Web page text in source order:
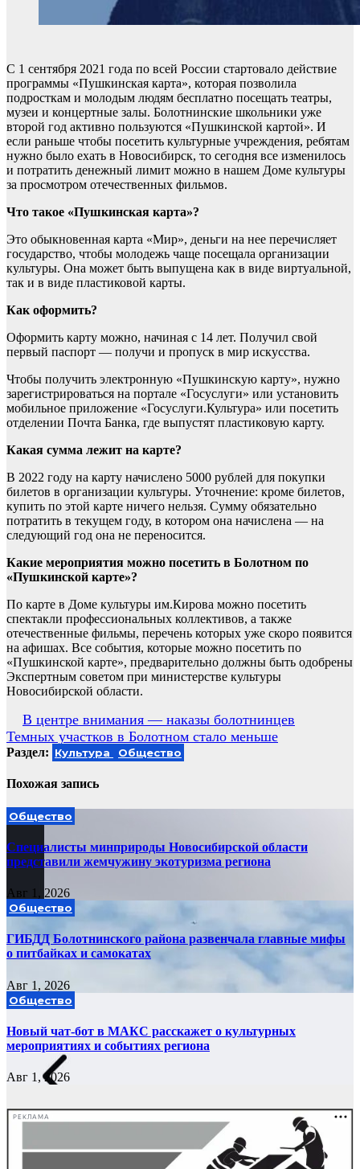
С 1 сентября 2021 года по всей России стартовало действие
программы «Пушкинская карта», которая позволила
подросткам и молодым людям бесплатно посещать театры,
музеи и концертные залы. Болотнинские школьники уже
второй год активно пользуются «Пушкинской картой». И
если раньше чтобы посетить культурные учреждения, ребятам
нужно было ехать в Новосибирск, то сегодня все изменилось
и потратить денежный лимит можно в нашем Доме культуры
за просмотром отечественных фильмов.
Что такое «Пушкинская карта»?
Это обыкновенная карта «Мир», деньги на нее перечисляет
государство, чтобы молодежь чаще посещала организации
культуры. Она может быть выпущена как в виде виртуальной,
так и в виде пластиковой карты.
Как оформить?
Оформить карту можно, начиная с 14 лет. Получил свой
первый паспорт — получи и пропуск в мир искусства.
Чтобы получить электронную «Пушкинскую карту», нужно
зарегистрироваться на портале «Госуслуги» или установить
мобильное приложение «Госуслуги.Культура» или посетить
отделении Почта Банка, где выпустят пластиковую карту.
Какая сумма лежит на карте?
В 2022 году на карту начислено 5000 рублей для покупки
билетов в организации культуры. Уточнение: кроме билетов,
купить по этой карте ничего нельзя. Сумму обязательно
потратить в текущем году, в котором она начислена — на
следующий год она не переносится.
Какие мероприятия можно посетить в Болотном по
«Пушкинской карте»?
По карте в Доме культуры им.Кирова можно посетить
спектакли профессиональных коллективов, а также
отечественные фильмы, перечень которых уже скоро появится
на афишах. Все события, которые можно посетить по
«Пушкинской карте», предварительно должны быть одобрены
Экспертным советом при министерстве культуры
Новосибирской области.
Навигация
по
записям
В центре внимания — наказы болотнинцев
Темных участков в Болотном стало меньше
Раздел: Культура Общество
Похожая запись
Общество
Специалисты минприроды Новосибирской области
представили жемчужину экотуризма региона
Авг 1, 2026
Общество
ГИБДД Болотнинского района развенчала главные мифы
о питбайках и самокатах
Авг 1, 2026
Общество
Новый чат-бот в МАКС расскажет о культурных
мероприятиях и событиях региона
Авг 1, 2026
РЕКЛАМА